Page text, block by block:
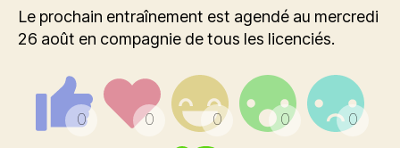
Le prochain entraînement est agendé au mercredi
26 août en compagnie de tous les licenciés.